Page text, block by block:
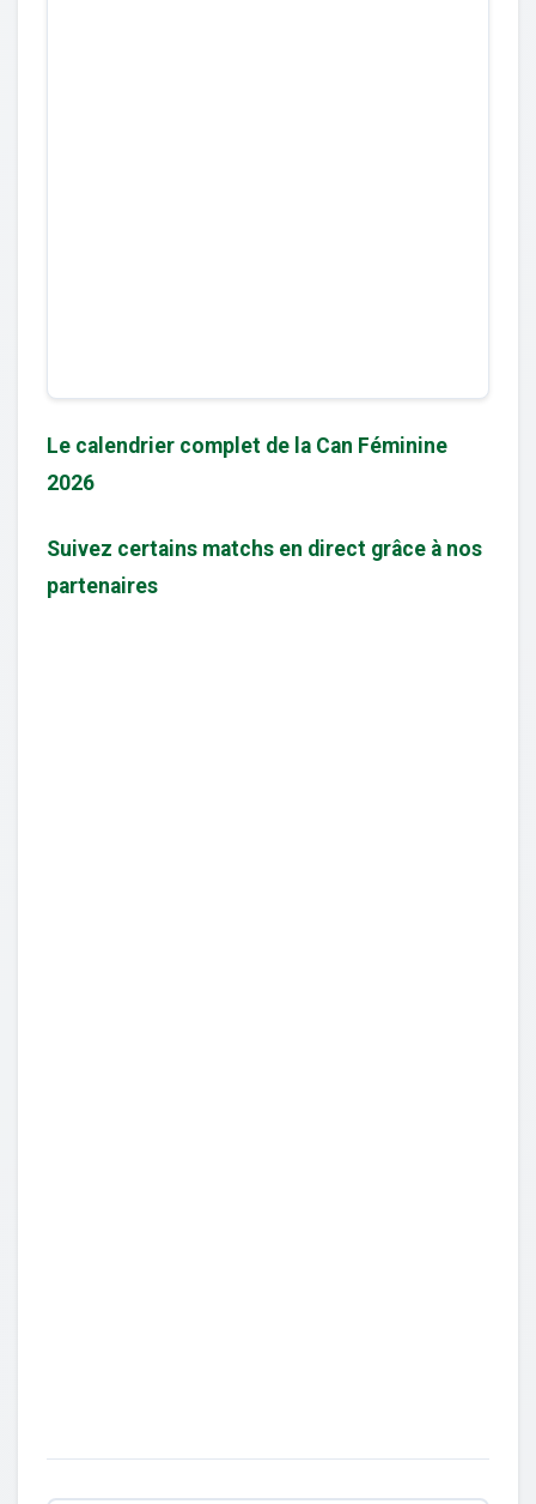
Le calendrier complet de la Can Féminine
2026
Suivez certains matchs en direct grâce à nos
partenaires